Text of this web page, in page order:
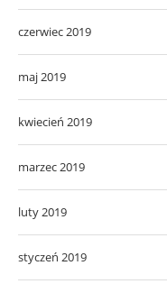
czerwiec 2019
maj 2019
kwiecień 2019
marzec 2019
luty 2019
styczeń 2019